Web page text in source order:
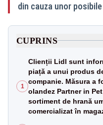
din cauza unor
CUPRINS
1
Clienții Lidl sunt
piață a unui produs
companie. Măsura a
olandez Partner in
sortiment de hrană
comercializat în